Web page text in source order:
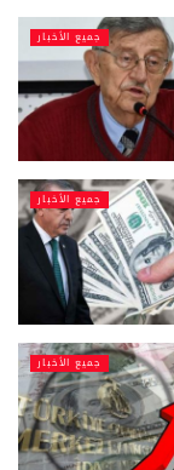
جميع الأخبار
جميع الأخبار
جميع الأخبار